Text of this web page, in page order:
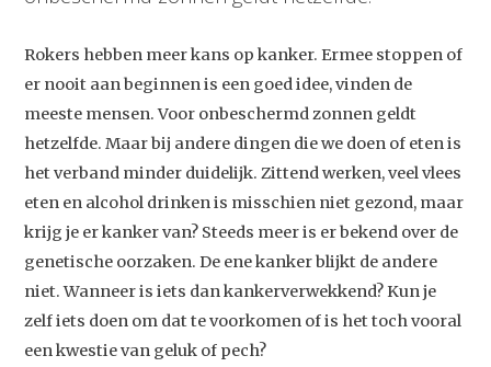
Rokers hebben meer kans op kanker. Ermee stoppen of
er nooit aan beginnen is een goed idee, vinden de
meeste mensen. Voor onbeschermd zonnen geldt
hetzelfde. Maar bij andere dingen die we doen of eten is
het verband minder duidelijk. Zittend werken, veel vlees
eten en alcohol drinken is misschien niet gezond, maar
krijg je er kanker van? Steeds meer is er bekend over de
genetische oorzaken. De ene kanker blijkt de andere
niet. Wanneer is iets dan kankerverwekkend? Kun je
zelf iets doen om dat te voorkomen of is het toch vooral
een kwestie van geluk of pech?